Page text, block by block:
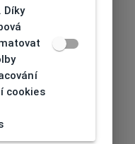
Díky
cookies